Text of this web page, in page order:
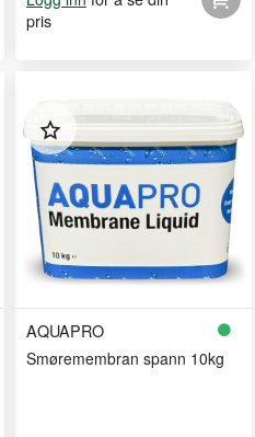
pris
AQUAPRO
Smøremembran spann 10kg